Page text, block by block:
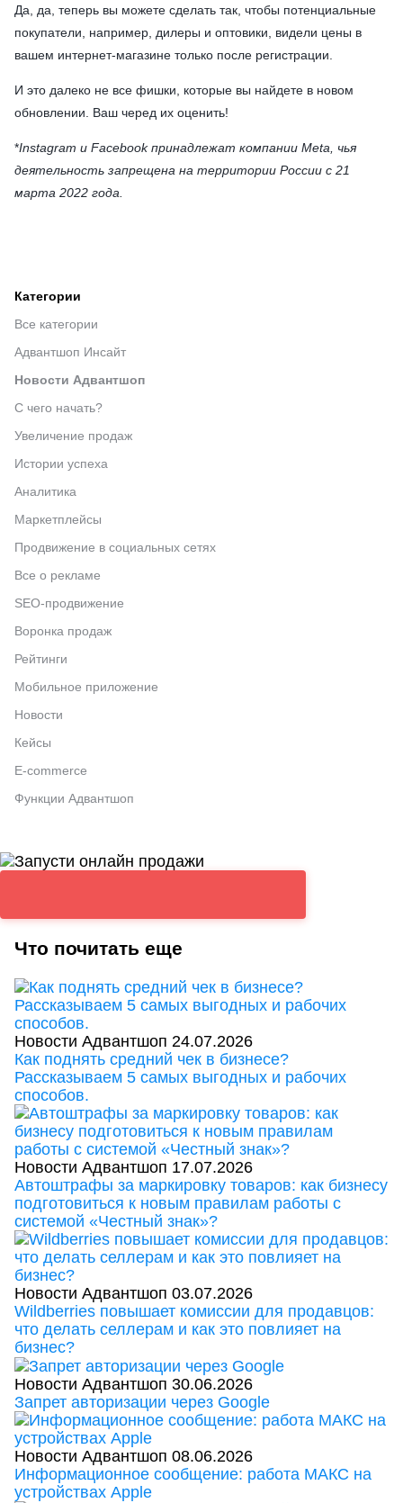
Категории
Все категории
Адвантшоп Инсайт
Новости Адвантшоп
С чего начать?
Увеличение продаж
Истории успеха
Аналитика
Маркетплейсы
Продвижение в социальных сетях
Все о рекламе
SEO-продвижение
Воронка продаж
Рейтинги
Мобильное приложение
Новости
Кейсы
E-commerce
Функции Адвантшоп
Да, да, теперь вы можете сделать так, чтобы потенциальные
покупатели, например, дилеры и оптовики, видели цены в
вашем интернет-магазине только после регистрации.
И это далеко не все фишки, которые вы найдете в новом
обновлении. Ваш черед их оценить!
*Instagram и Facebook принадлежат компании Meta, чья
деятельность запрещена на территории России с 21
марта 2022 года.
Что почитать еще
Новости Адвантшоп 24.07.2026
Как поднять средний чек в бизнесе?
Рассказываем 5 самых выгодных и рабочих
способов.
Новости Адвантшоп 17.07.2026
Автоштрафы за маркировку товаров: как бизнесу
подготовиться к новым правилам работы с
системой «Честный знак»?
Новости Адвантшоп 03.07.2026
Wildberries повышает комиссии для продавцов:
что делать селлерам и как это повлияет на
бизнес?
Новости Адвантшоп 30.06.2026
Запрет авторизации через Google
Новости Адвантшоп 08.06.2026
Информационное сообщение: работа МАКС на
устройствах Apple